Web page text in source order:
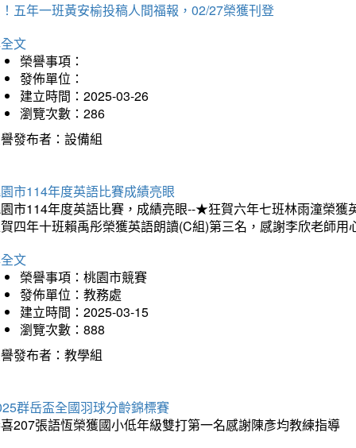
五年一班黃安榆投稿人間福報，02/27榮獲刊登
文
榮譽事項：
發佈單位：
建立時間：2025-03-26
瀏覽次數：286
發布者：設備組
市114年度英語比賽成績亮眼
市114年度英語比賽，成績亮眼--★狂賀六年七班林雨潼榮
四年十班賴禹彤榮獲英語朗讀(C組)第三名，感謝李欣老師
文
榮譽事項：桃園市競賽
發佈單位：教務處
建立時間：2025-03-15
瀏覽次數：888
發布者：教學組
群岳盃全國羽球分齡錦標賽
207張語恆榮獲國小低年級雙打第一名感謝陳彥均教練指導